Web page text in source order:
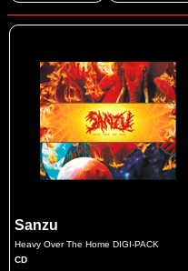
Sanzu
Heavy Over The Home DIGI-PACK
CD